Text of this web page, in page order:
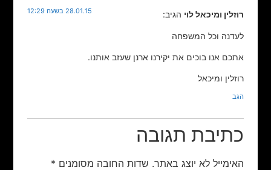
רוזלין ומיכאל לוי הגיב: 28.01.15 בשעה 12:29
לעדנה וכל המשפחה
אתכם אנו בוכים את יקירנו ארנן שעזב אותנו.
רוזלין ומיכאל
הגב
כתיבת תגובה
האימייל לא יוצג באתר. שדות החובה מסומנים *